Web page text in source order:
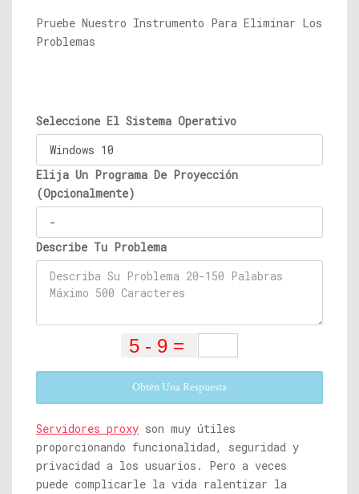
Pruebe Nuestro Instrumento Para Eliminar Los
Problemas
Seleccione El Sistema Operativo
Elija Un Programa De Proyección
(Opcionalmente)
Describe Tu Problema
Obtén Una Respuesta
Servidores proxy son muy útiles
proporcionando funcionalidad, seguridad y
privacidad a los usuarios. Pero a veces
puede complicarle la vida ralentizar la